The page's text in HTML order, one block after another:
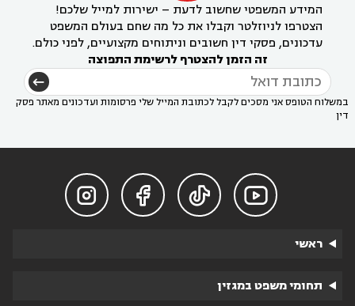
המידע המשפטי שחשוב לדעת – ישירות למייל שלכם!
הצטרפו לניוזלטר וקבלו את כל מה שחם בעולם המשפט
עדכונים, פסקי דין חשובים וניתוחים מקצועיים, לפני כולם.
זה הזמן להצטרף לרשימת התפוצה
במשלוח הטופס אני מסכים לקבל לכתובת המייל שלי פרסומות ועדכונים מאתר פסק
דין




ראשי
תחומי משפט במגזין